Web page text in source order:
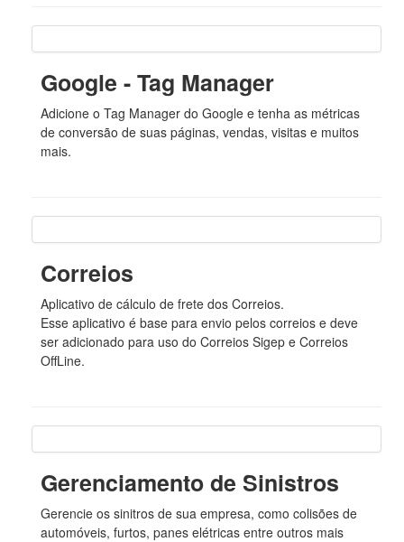
Google - Tag Manager
Adicione o Tag Manager do Google e tenha as métricas
de conversão de suas páginas, vendas, visitas e muitos
mais.
Correios
Aplicativo de cálculo de frete dos Correios.
Esse aplicativo é base para envio pelos correios e deve
ser adicionado para uso do Correios Sigep e Correios
OffLine.
Gerenciamento de Sinistros
Gerencie os sinitros de sua empresa, como colisões de
automóveis, furtos, panes elétricas entre outros mais